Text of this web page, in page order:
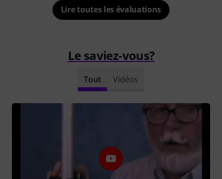
Lire toutes les évaluations
Le saviez-vous?
Tout Vidéos